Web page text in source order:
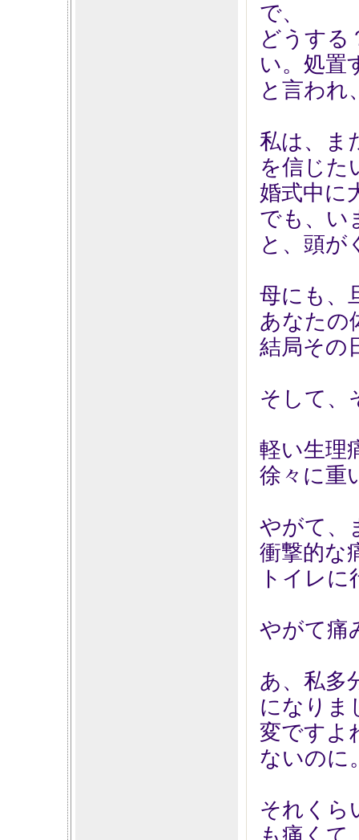
で、
どうする
い。処置
と言われ
私は、ま
を信じた
婚式中に
でも、い
と、頭が
母にも、
あなたの
結局その
そして、
軽い生理
徐々に重
やがて、
衝撃的な
トイレ
やがて痛
あ、私多
になりま
変ですよ
ないのに
それくら
も痛くて